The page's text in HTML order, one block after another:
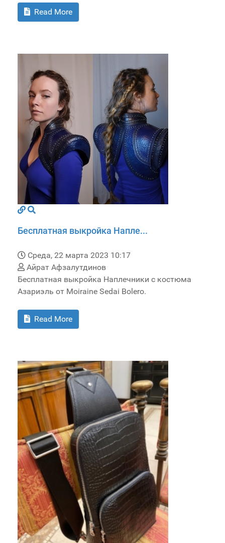
Read More
Бесплатная выкройка Напле...
Среда, 22 марта 2023 10:17
Айрат Афзалутдинов
Бесплатная выкройка Наплечники с костюма
Азариэль от Moiraine Sedai Bolero.
Read More